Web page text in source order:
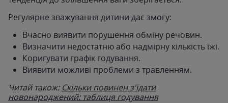
Регулярне зважування дитини дає змогу:
Вчасно виявити порушення обміну речовин.
Визначити недостатню або надмірну кількість їжі.
Коригувати графік годування.
Виявити можливі проблеми з травленням.
Читай також: Скільки повинен з'їдати
новонароджений: таблиця годування